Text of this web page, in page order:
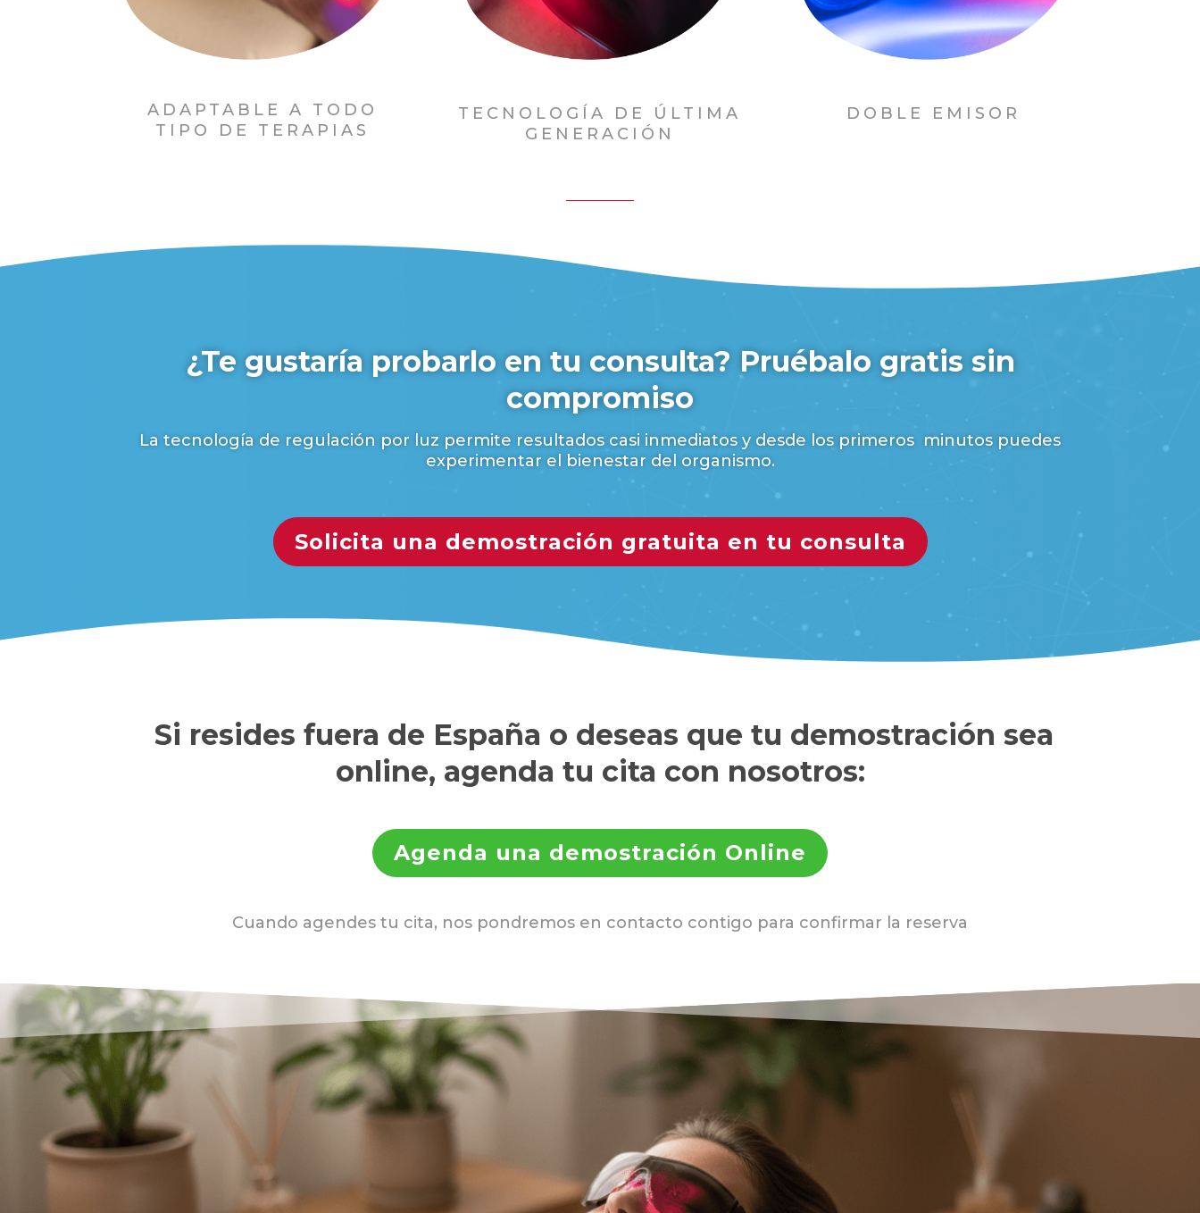
ADAPTABLE A TODO
TIPO DE TERAPIAS
TECNOLOGÍA DE ÚLTIMA
GENERACIÓN
DOBLE EMISOR
¿Te gustaría probarlo en tu consulta? Pruébalo gratis sin
compromiso
La tecnología de regulación por luz permite resultados casi inmediatos y desde los primeros minutos puedes
experimentar el bienestar del organismo.
Solicita una demostración gratuita en tu consulta
Si resides fuera de España o deseas que tu demostración sea
online, agenda tu cita con nosotros:
Agenda una demostración Online
Cuando agendes tu cita, nos pondremos en contacto contigo para confirmar la reserva